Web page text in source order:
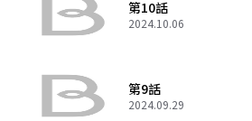
第10話
2024.10.06
第9話
2024.09.29